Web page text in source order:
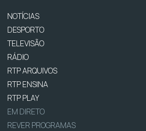
NOTÍCIAS
DESPORTO
TELEVISÃO
RÁDIO
RTP ARQUIVOS
RTP ENSINA
RTP PLAY
EM DIRETO
REVER PROGRAMAS